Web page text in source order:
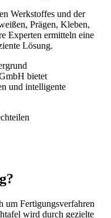
Werkstoffes und der
Prägen, Kleben,
Experten ermitteln eine
Lösung.
bietet
und intelligente
um Fertigungsverfahren
wird durch gezielte